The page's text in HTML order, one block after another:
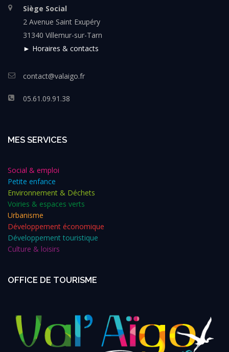
Siège Social
2 Avenue Saint Exupéry
31340 Villemur-sur-Tarn
► Horaires & contacts
contact@valaigo.fr
05.61.09.91.38
MES SERVICES
Social & emploi
Petite enfance
Environnement & Déchets
Voiries & espaces verts
Urbanisme
Développement économique
Développement touristique
Culture & loisirs
OFFICE DE TOURISME